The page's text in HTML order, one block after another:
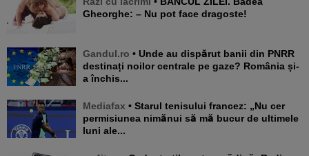
Gheorghe: – Nu pot face dragoste!
Gandul.ro • Unde au dispărut banii din PNRR
destinați noilor centrale pe gaze? România și-
a închis...
Mediafax • Starul tenisului francez: „Nu cer
permisiunea nimănui să mă bucur de ultimele
luni ale...